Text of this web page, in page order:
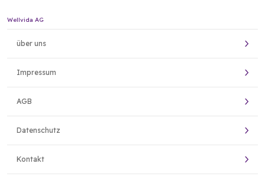
Wellvida AG
über uns
Impressum
AGB
Datenschutz
Kontakt